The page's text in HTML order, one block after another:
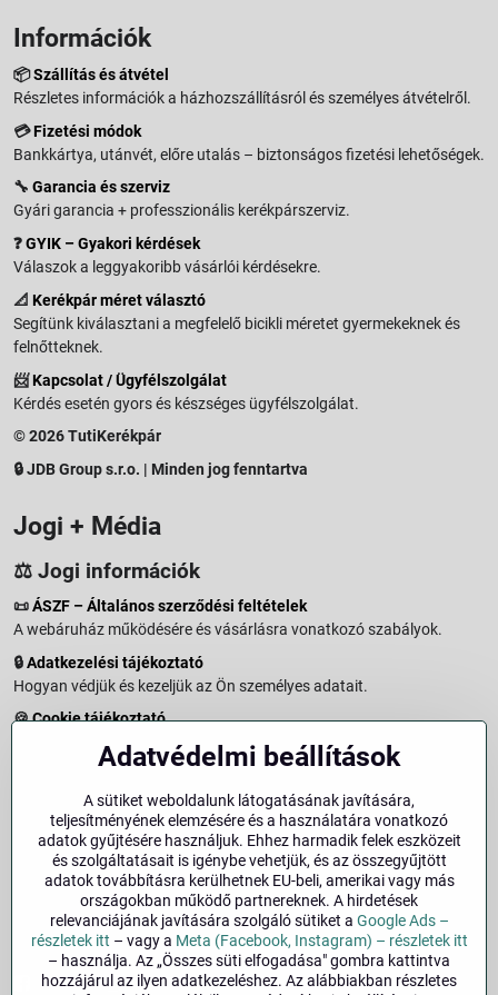
Információk
📦Szállítás és átvétel
Részletes információk a házhozszállításról és személyes átvételről.
💳Fizetési módok
Bankkártya, utánvét, előre utalás – biztonságos fizetési lehetőségek.
🔧 Garancia és szerviz
Gyári garancia + professzionális kerékpárszerviz.
❓GYIK – Gyakori kérdések
Válaszok a leggyakoribb vásárlói kérdésekre.
📐 Kerékpár méret választó
Segítünk kiválasztani a megfelelő bicikli méretet gyermekeknek és
felnőtteknek.
📨Kapcsolat / Ügyfélszolgálat
Kérdés esetén gyors és készséges ügyfélszolgálat.
© 2026 TutiKerékpár
🔒 JDB Group s.r.o. | Minden jog fenntartva
Jogi + Média
⚖️ Jogi információk
📜ÁSZF – Általános szerződési feltételek
A webáruház működésére és vásárlásra vonatkozó szabályok.
🔒Adatkezelési tájékoztató
Hogyan védjük és kezeljük az Ön személyes adatait.
🍪Cookie tájékoztató
A weboldalon használt sütikről és adatkezelésről.
Vásárlástól való elállás menete és feltételei.
Elállás a szerződéstől
Impresszum
Üzemeltetői adatok és jogi tudnivalók.
🔐Biztonság
Facebook Instagram
Adatvédelmi beállítások
A sütiket weboldalunk látogatásának javítására,
teljesítményének elemzésére és a használatára vonatkozó
adatok gyűjtésére használjuk. Ehhez harmadik felek eszközeit
és szolgáltatásait is igénybe vehetjük, és az összegyűjtött
adatok továbbításra kerülhetnek EU-beli, amerikai vagy más
országokban működő partnereknek. A hirdetések
relevanciájának javítására szolgáló sütiket a Google Ads –
részletek itt – vagy a Meta (Facebook, Instagram) – részletek itt
– használja. Az „Összes süti elfogadása" gombra kattintva
hozzájárul az ilyen adatkezeléshez. Az alábbiakban részletes